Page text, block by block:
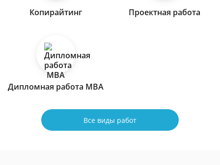
Копирайтинг Проектная работа
Дипломная работа МВА
Все виды работ